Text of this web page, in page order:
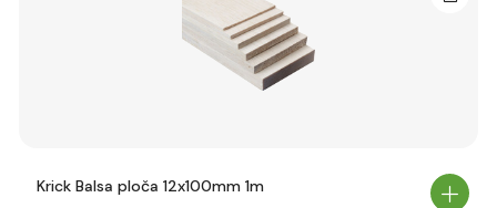
Krick Balsa ploča 12x100mm 1m